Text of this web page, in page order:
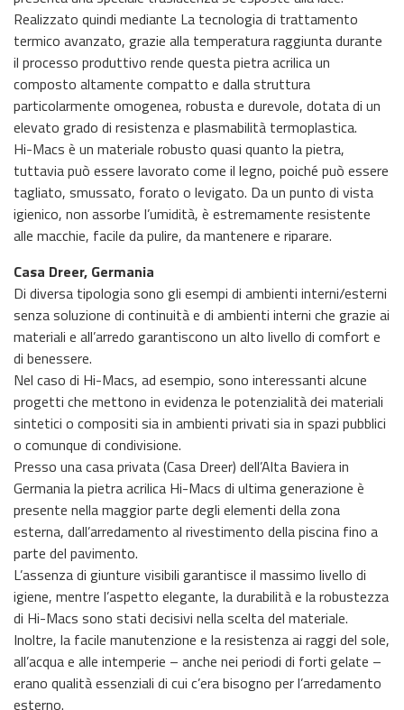
Realizzato quindi mediante La tecnologia di trattamento
termico avanzato, grazie alla temperatura raggiunta durante
il processo produttivo rende questa pietra acrilica un
composto altamente compatto e dalla struttura
particolarmente omogenea, robusta e durevole, dotata di un
elevato grado di resistenza e plasmabilità termoplastica.
Hi-Macs è un materiale robusto quasi quanto la pietra,
tuttavia può essere lavorato come il legno, poiché può essere
tagliato, smussato, forato o levigato. Da un punto di vista
igienico, non assorbe l’umidità, è estremamente resistente
alle macchie, facile da pulire, da mantenere e riparare.
Casa Dreer, Germania
Di diversa tipologia sono gli esempi di ambienti interni/esterni
senza soluzione di continuità e di ambienti interni che grazie ai
materiali e all’arredo garantiscono un alto livello di comfort e
di benessere.
Nel caso di Hi-Macs, ad esempio, sono interessanti alcune
progetti che mettono in evidenza le potenzialità dei materiali
sintetici o compositi sia in ambienti privati sia in spazi pubblici
o comunque di condivisione.
Presso una casa privata (Casa Dreer) dell’Alta Baviera in
Germania la pietra acrilica Hi-Macs di ultima generazione è
presente nella maggior parte degli elementi della zona
esterna, dall’arredamento al rivestimento della piscina fino a
parte del pavimento.
L’assenza di giunture visibili garantisce il massimo livello di
igiene, mentre l’aspetto elegante, la durabilità e la robustezza
di Hi-Macs sono stati decisivi nella scelta del materiale.
Inoltre, la facile manutenzione e la resistenza ai raggi del sole,
all’acqua e alle intemperie – anche nei periodi di forti gelate –
erano qualità essenziali di cui c’era bisogno per l’arredamento
esterno.